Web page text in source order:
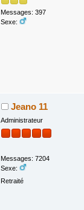
Messages: 397
Sexe:
Jeano 11
Administrateur
Messages: 7204
Sexe:
Retraité